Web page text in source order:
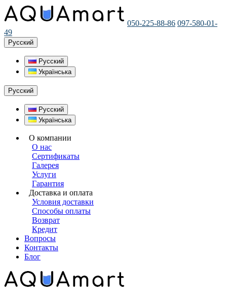
050-225-88-86 097-580-01-
49
Русский
Русский
Українська
Русский
Русский
Українська
О компании
О нас
Сертификаты
Галерея
Услуги
Гарантия
Доставка и оплата
Условия доставки
Способы оплаты
Возврат
Кредит
Вопросы
Контакты
Блог